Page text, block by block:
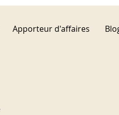
Apporteur d'affaires